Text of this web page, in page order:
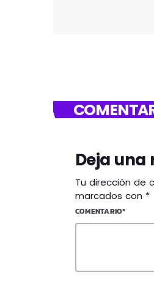
Deja una
Tu dirección de
marcados con *
COMENTARIO*